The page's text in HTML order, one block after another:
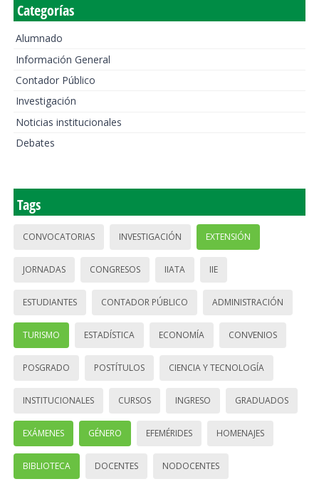
Categorías
Alumnado
Información General
Contador Público
Investigación
Noticias institucionales
Debates
Tags
CONVOCATORIAS INVESTIGACIÓN EXTENSIÓN
JORNADAS CONGRESOS IIATA IIE
ESTUDIANTES CONTADOR PÚBLICO ADMINISTRACIÓN
TURISMO ESTADÍSTICA ECONOMÍA CONVENIOS
POSGRADO POSTÍTULOS CIENCIA Y TECNOLOGÍA
INSTITUCIONALES CURSOS INGRESO GRADUADOS
EXÁMENES GÉNERO EFEMÉRIDES HOMENAJES
BIBLIOTECA DOCENTES NODOCENTES